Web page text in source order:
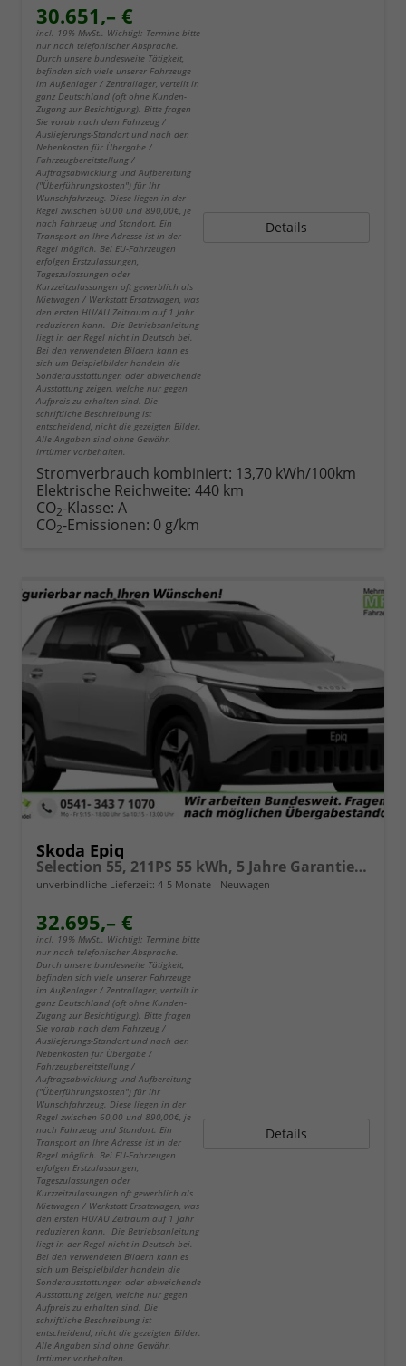
30.651,– €
incl. 19% MwSt.. Wichtig!: Termine bitte
nur nach telefonischer Absprache.
Durch unsere bundesweite Tätigkeit,
befinden sich viele unserer Fahrzeuge
im Außenlager / Zentrallager, verteilt in
ganz Deutschland (oft ohne Kunden-
Zugang zur Besichtigung). Bitte fragen
Sie vorab nach dem Fahrzeug /
Auslieferungs-Standort und nach den
Nebenkosten für Übergabe /
Fahrzeugbereitstellung /
Auftragsabwicklung und Aufbereitung
("Überführungskosten") für Ihr
Wunschfahrzeug. Diese liegen in der
Regel zwischen 60,00 und 890,00€, je
nach Fahrzeug und Standort. Ein
Transport an Ihre Adresse ist in der
Regel möglich. Bei EU-Fahrzeugen
erfolgen Erstzulassungen,
Tageszulassungen oder
Kurzzeitzulassungen oft gewerblich als
Mietwagen / Werkstatt Ersatzwagen, was
den ersten HU/AU Zeitraum auf 1 Jahr
reduzieren kann. Die Betriebsanleitung
liegt in der Regel nicht in Deutsch bei.
Bei den verwendeten Bildern kann es
sich um Beispielbilder handeln die
Sonderausstattungen oder abweichende
Ausstattung zeigen, welche nur gegen
Aufpreis zu erhalten sind. Die
schriftliche Beschreibung ist
entscheidend, nicht die gezeigten Bilder.
Alle Angaben sind ohne Gewähr.
Irrtümer vorbehalten.
Details
Stromverbrauch kombiniert: 13,70 kWh/100km
Elektrische Reichweite: 440 km
CO2-Klasse: A
CO2-Emissionen: 0 g/km
Skoda Epiq
Selection 55, 211PS 55 kWh, 5 Jahre Garantie (8J auf Batterie), 18"Alu, Sitzheizung, Kessy, Alarm, Privacy-Glas, Vorbereitung AHK, 2-Zonen-Climatronic, Infotainment 13,1" + Smartlink, Parksensoren vorn/hinten, Rückfahrkamera, ACC, M-Lederlenkrad beheizt
unverbindliche Lieferzeit: 4-5 Monate Neuwagen
32.695,– €
incl. 19% MwSt.. Wichtig!: Termine bitte
nur nach telefonischer Absprache.
Durch unsere bundesweite Tätigkeit,
befinden sich viele unserer Fahrzeuge
im Außenlager / Zentrallager, verteilt in
ganz Deutschland (oft ohne Kunden-
Zugang zur Besichtigung). Bitte fragen
Sie vorab nach dem Fahrzeug /
Auslieferungs-Standort und nach den
Nebenkosten für Übergabe /
Fahrzeugbereitstellung /
Auftragsabwicklung und Aufbereitung
("Überführungskosten") für Ihr
Wunschfahrzeug. Diese liegen in der
Regel zwischen 60,00 und 890,00€, je
nach Fahrzeug und Standort. Ein
Transport an Ihre Adresse ist in der
Regel möglich. Bei EU-Fahrzeugen
erfolgen Erstzulassungen,
Tageszulassungen oder
Kurzzeitzulassungen oft gewerblich als
Mietwagen / Werkstatt Ersatzwagen, was
den ersten HU/AU Zeitraum auf 1 Jahr
reduzieren kann. Die Betriebsanleitung
liegt in der Regel nicht in Deutsch bei.
Bei den verwendeten Bildern kann es
sich um Beispielbilder handeln die
Sonderausstattungen oder abweichende
Ausstattung zeigen, welche nur gegen
Aufpreis zu erhalten sind. Die
schriftliche Beschreibung ist
entscheidend, nicht die gezeigten Bilder.
Alle Angaben sind ohne Gewähr.
Irrtümer vorbehalten.
Details